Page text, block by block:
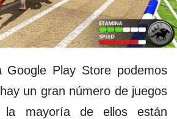
Play Store podemos
un gran número de juegos
mayoría de ellos están